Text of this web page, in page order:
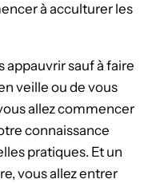
à acculturer les
appauvrir sauf à faire
veille ou de vous
allez commencer
connaissance
pratiques. Et un
vous allez entrer